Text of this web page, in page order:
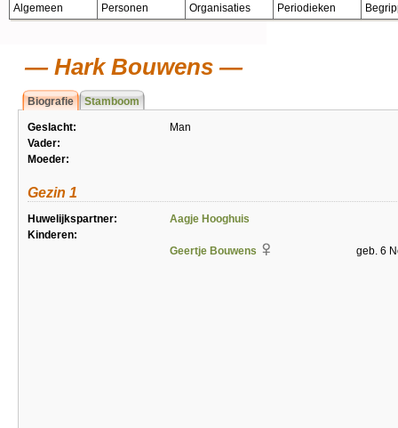
Algemeen Personen Organisaties Periodieken
Hark Bouwens
Biografie Stamboom
Geslacht:
Man
Vader:
Moeder:
Gezin 1
Huwelijkspartner:
Aagje Hooghuis
Kinderen:
Geertje Bouwens
geb. 6